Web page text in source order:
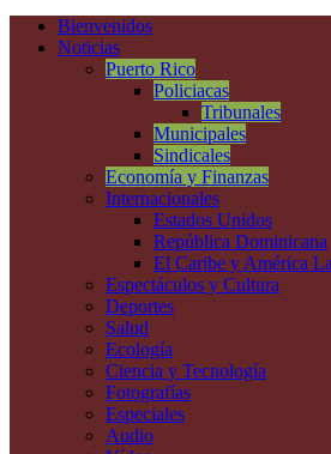
Bienvenidos
Noticias
Puerto Rico
Policiacas
Tribunales
Municipales
Sindicales
Economía y Finanzas
Internacionales
Estados Unidos
República Dominicana
El Caribe y América
Espectáculos y Cultura
Deportes
Salud
Ecología
Ciencia y Tecnología
Fotografías
Especiales
Audio